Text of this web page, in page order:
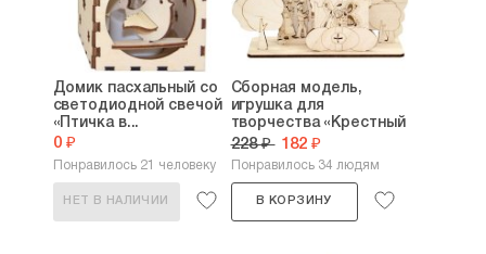
Домик пасхальный со
светодиодной свечой
«Птичка в...
0 ₽
Понравилось 21 человеку
НЕТ В НАЛИЧИИ
Сборная модель,
игрушка для
творчества «Крестный
ход...
228 ₽ 182 ₽
Понравилось 34 людям
В КОРЗИНУ